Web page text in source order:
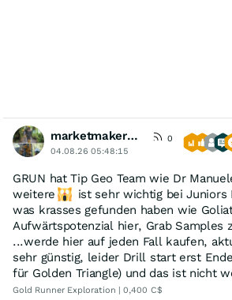
marketmaker1414
0
04.08.26 05:48:15
GRUN hat Tip Geo Team wie Dr
weitere
ist sehr wichtig bei Juniors
was krasses gefunden haben wie
Aufwärtspotenzial hier, Grab Samples
...werde hier auf jeden Fall kaufen,
sehr günstig, leider Drill start erst
für Golden Triangle) und das ist nicht
Gold Runner Exploration | 0,400 C$